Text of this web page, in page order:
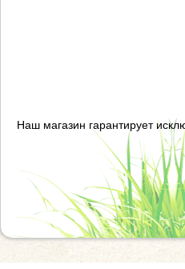
Наш магазин гарантирует